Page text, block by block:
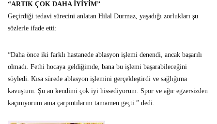
“ARTIK ÇOK DAHA İYİYİM”
Geçirdiği tedavi sürecini anlatan Hilal Durmaz, yaşadığı zorlukları şu
sözlerle ifade etti:
“Daha önce iki farklı hastanede ablasyon işlemi denendi, ancak başarılı
olmadı. Fethi hocaya geldiğimde, bana bu işlemi başarabileceğini
söyledi. Kısa sürede ablasyon işlemini gerçekleştirdi ve sağlığıma
kavuştum. Şu an kendimi çok iyi hissediyorum. Spor ve ağır egzersizden
kaçınıyorum ama çarpıntılarım tamamen geçti.” dedi.